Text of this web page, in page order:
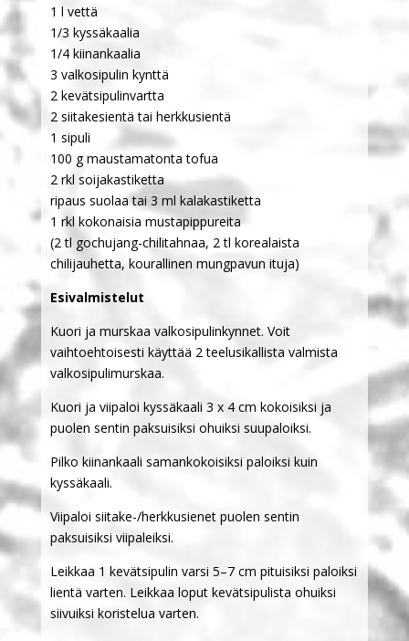
1 l vettä
1/3 kyssäkaalia
1/4 kiinankaalia
3 valkosipulin kynttä
2 kevätsipulinvartta
2 siitakesientä tai herkkusientä
1 sipuli
100 g maustamatonta tofua
2 rkl soijakastiketta
ripaus suolaa tai 3 ml kalakastiketta
1 rkl kokonaisia mustapippureita
(2 tl gochujang-chilitahnaa, 2 tl korealaista
chilijauhetta, kourallinen mungpavun ituja)
Esivalmistelut
Kuori ja murskaa valkosipulinkynnet. Voit
vaihtoehtoisesti käyttää 2 teelusikallista valmista
valkosipulimurskaa.
Kuori ja viipaloi kyssäkaali 3 x 4 cm kokoisiksi ja
puolen sentin paksuisiksi ohuiksi suupaloiksi.
Pilko kiinankaali samankokoisiksi paloiksi kuin
kyssäkaali.
Viipaloi siitake-/herkkusienet puolen sentin
paksuisiksi viipaleiksi.
Leikkaa 1 kevätsipulin varsi 5–7 cm pituisiksi paloiksi
lientä varten. Leikkaa loput kevätsipulista ohuiksi
siivuiksi koristelua varten.